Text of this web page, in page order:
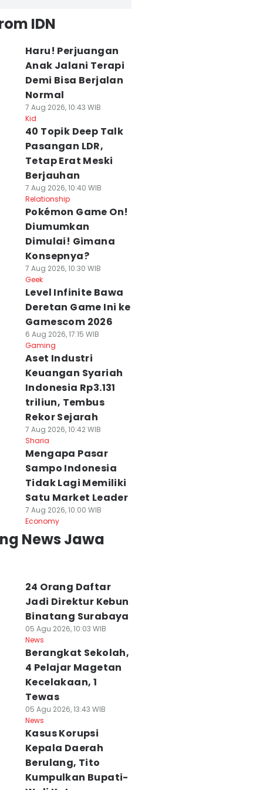
IDN
Haru! Perjuangan
Anak Jalani Terapi
Demi Bisa Berjalan
Normal
7 Aug 2026, 10:43 WIB
Kid
40 Topik Deep Talk
Pasangan LDR,
Tetap Erat Meski
Berjauhan
7 Aug 2026, 10:40 WIB
Relationship
Pokémon Game On!
Diumumkan
Dimulai! Gimana
Konsepnya?
7 Aug 2026, 10:30 WIB
Geek
Level Infinite Bawa
Deretan Game Ini ke
Gamescom 2026
6 Aug 2026, 17:15 WIB
Gaming
Aset Industri
Keuangan Syariah
Indonesia Rp3.131
triliun, Tembus
Rekor Sejarah
7 Aug 2026, 10:42 WIB
Sharia
Mengapa Pasar
Sampo Indonesia
Tidak Lagi Memiliki
Satu Market Leader
7 Aug 2026, 10:00 WIB
Economy
News Jawa
24 Orang Daftar
Jadi Direktur Kebun
Binatang Surabaya
05 Agu 2026, 10:03 WIB
News
Berangkat Sekolah,
4 Pelajar Magetan
Kecelakaan, 1
Tewas
05 Agu 2026, 13:43 WIB
News
Kasus Korupsi
Kepala Daerah
Berulang, Tito
Kumpulkan Bupati-